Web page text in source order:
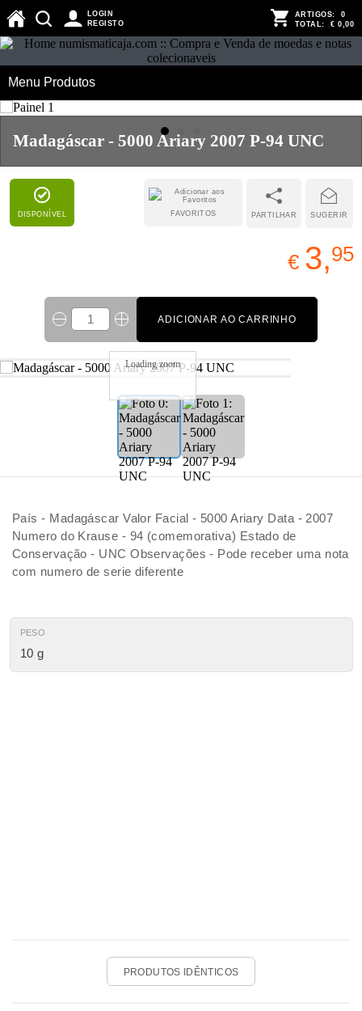
LOGIN
REGISTO
ARTIGOS: 0
TOTAL: € 0,00
Menu Produtos
Madagáscar - 5000 Ariary 2007 P-94 UNC
DISPONÍVEL SUGERIR
PARTILHAR
FAVORITOS
€ 3,95
ADICIONAR AO CARRINHO
Loading zoom
País - Madagáscar Valor Facial - 5000 Ariary Data - 2007
Numero do Krause - 94 (comemorativa) Estado de
Conservação - UNC Observações - Pode receber uma nota
com numero de serie diferente
PESO
10 g
PRODUTOS IDÊNTICOS